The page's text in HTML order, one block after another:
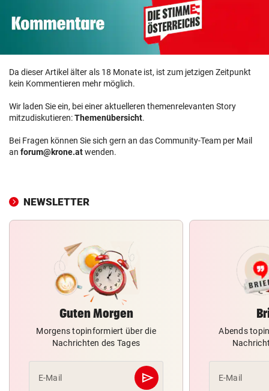
Da dieser Artikel älter als 18 Monate ist, ist zum jetzigen Zeitpunkt
kein Kommentieren mehr möglich.
Wir laden Sie ein, bei einer aktuelleren themenrelevanten Story
mitzudiskutieren:Themenübersicht.
Bei Fragen können Sie sich gern an das Community-Team per Mail
an forum@krone.atwenden.
NEWSLETTER
Guten Morgen
Morgens topinformiert über die
Nachrichten des Tages
E-Mail send
Abschicken
Abends
E-Mail